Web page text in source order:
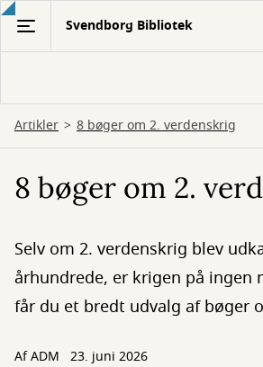
Gå
hovedindhold
Svendborg Bibliotek
Artikler 8 bøger om 2. verdenskrig
8 bøger om 2.
Selv om 2. verdenskrig blev
århundrede, er krigen på ingen
får du et bredt udvalg af bøger
AfADM 23. juni 2026